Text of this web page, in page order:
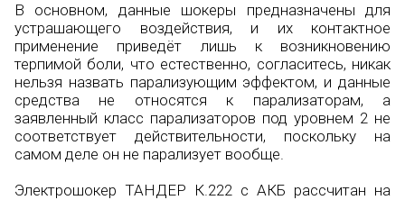
В основном, данные шокеры предназначены для
устрашающего воздействия, и их контактное
применение приведёт лишь к возникновению
терпимой боли, что естественно, согласитесь, никак
нельзя назвать парализующим эффектом, и данные
средства не относятся к парализаторам, а
заявленный класс парализаторов под уровнем 2 не
соответствует действительности, поскольку на
самом деле он не парализует вообще.
Электрошокер ТАНДЕР К.222 с АКБ рассчитан на